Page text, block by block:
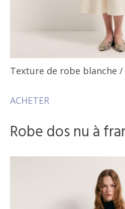
Texture de robe blanche /
ACHETER
Robe dos nu à